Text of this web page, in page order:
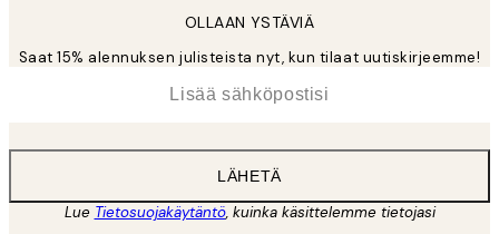
OLLAAN YSTÄVIÄ
Saat 15% alennuksen julisteista nyt, kun tilaat uutiskirjeemme!
LÄHETÄ
Lue Tietosuojakäytäntö, kuinka käsittelemme tietojasi